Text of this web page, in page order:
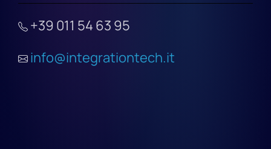
+39 011 54 63 95
info@integrationtech.it